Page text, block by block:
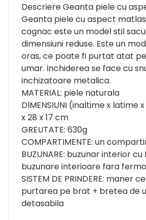
Descriere Geanta piele cu
Geanta piele cu aspect
cognac este un model stil
dimensiuni reduse. Este un
oras, ce poate fi purtat atat
umar. Inchiderea se face cu
inchizatoare metalica.
MATERIAL: piele naturala
DIMENSIUNI (inaltime x latime
x 28 x 17 cm
GREUTATE: 630g
COMPARTIMENTE: un
BUZUNARE: buzunar interior
buzunare interioare fara
SISTEM DE PRINDERE: maner
purtarea pe brat + bretea de
detasabila